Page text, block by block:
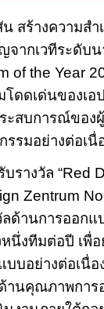
น สร้างความส
จากเวทีระดับ
of the Year
โดดเด่นของเ
ะสบการณ์ของ
รรมอย่างต่อเนื่
บรางวัล “Red
Zentrum
ลด้านการออก
หนึ่งทีมต่อปี เพื่
บบอย่างต่อเนื่
านคุณภาพการ